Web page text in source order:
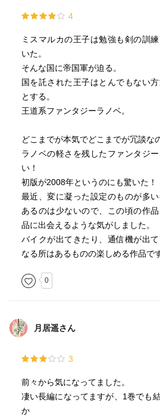
4
ミスマルカの王子は勉強も剣の訓
いた。
そんな国に帝国軍が迫る。
国を託された王子はとんでもない
とする。
王道系ファンタジーラノベ。
どこまでが本気でどこまでが冗談な
ラノベの軽さを残したファンタジ
い！
初版が2008年というのにも驚いた！
最近、変に凝った設定のものが多
あるのは少ないので、この頃の作
品に出会えるような気がしました。
バイクが出てきたり、通信機が出
なる所はあるものの楽しめる作品で
0
月居遥さん
3
前々から気になってました。
凄い長編になってますが、1巻でも
か